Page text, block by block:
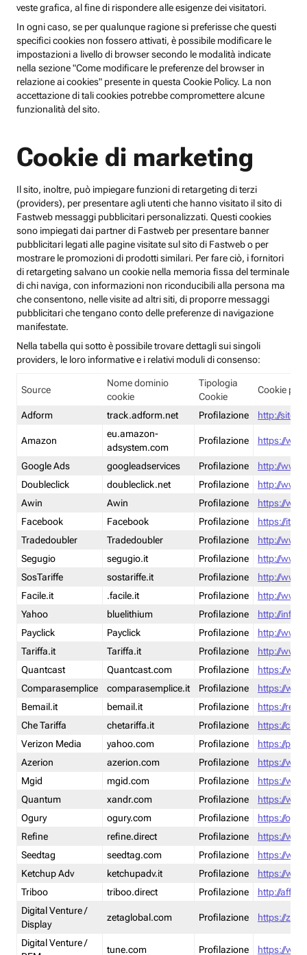
veste grafica, al fine di rispondere alle esigenze dei visitatori.
In ogni caso, se per qualunque ragione si preferisse che questi
specifici cookies non fossero attivati, è possibile modificare le
impostazioni a livello di browser secondo le modalità indicate
nella sezione "Come modificare le preferenze del browser in
relazione ai cookies" presente in questa Cookie Policy. La non
accettazione di tali cookies potrebbe compromettere alcune
funzionalità del sito.
Cookie di marketing
Il sito, inoltre, può impiegare funzioni di retargeting di terzi
(providers), per presentare agli utenti che hanno visitato il sito di
Fastweb messaggi pubblicitari personalizzati. Questi cookies
sono impiegati dai partner di Fastweb per presentare banner
pubblicitari legati alle pagine visitate sul sito di Fastweb o per
mostrare le promozioni di prodotti similari. Per fare ciò, i fornitori
di retargeting salvano un cookie nella memoria fissa del terminale
di chi naviga, con informazioni non riconducibili alla persona ma
che consentono, nelle visite ad altri siti, di proporre messaggi
pubblicitari che tengano conto delle preferenze di navigazione
manifestate.
Nella tabella qui sotto è possibile trovare dettagli sui singoli
providers, le loro informative e i relativi moduli di consenso:
Source
Nome dominio
cookie
Tipologia
Cookie
Cookie
Adform track.adform.net Profilazione http://
Amazon
eu.amazon-
adsystem.com
Profilazione https://
Google Ads googleadservices Profilazione
http://
Doubleclick
doubleclick.net Profilazione
http://
Awin
Awin Profilazione
https://
Facebook
Facebook Profilazione
https://it-
Tradedoubler
Tradedoubler Profilazione
http://
Segugio
segugio.it Profilazione
http://
SosTariffe
sostariffe.it Profilazione
http://
Facile.it
.facile.it Profilazione
http://
Yahoo
bluelithium Profilazione
http://
Payclick
Payclick Profilazione
http://
Tariffa.it
Tariffa.it Profilazione
http://
Quantcast
Quantcast.com Profilazione
https://
Comparasemplice
comparasemplice.it Profilazione
https://
Bemail.it
bemail.it Profilazione
https://
Che Tariffa
chetariffa.it Profilazione
https://
Verizon Media
yahoo.com Profilazione
https://
Azerion
azerion.com Profilazione
https://
Mgid
mgid.com Profilazione
https://
Quantum
xandr.com Profilazione
https://
Ogury
ogury.com Profilazione
https://
Refine
refine.direct Profilazione
https://
Seedtag
seedtag.com Profilazione
https://
Ketchup Adv
ketchupadv.it Profilazione
https://
Triboo
triboo.direct Profilazione
http://
Digital Venture /
Display
zetaglobal.com Profilazione https://
Digital Venture /
tune.com Profilazione https://